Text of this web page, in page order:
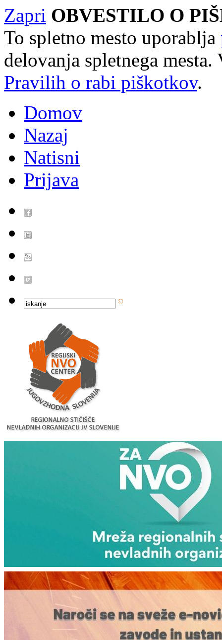
Zapri OBVESTILO O
To spletno mesto uporablja
delovanja spletnega
Pravilih o rabi piškotkov.
Domov
Nazaj
Natisni
Prijava